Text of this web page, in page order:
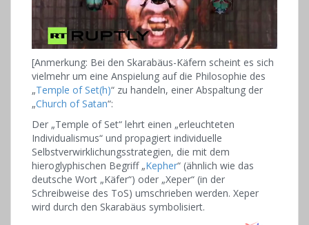
[Anmerkung: Bei den Skarabäus-Käfern scheint es sich
vielmehr um eine Anspielung auf die Philosophie des
„Temple of Set(h)“ zu handeln, einer Abspaltung der
„Church of Satan“:
Der „Temple of Set“ lehrt einen „erleuchteten
Individualismus“ und propagiert individuelle
Selbstverwirklichungsstrategien, die mit dem
hieroglyphischen Begriff „Kepher“ (ähnlich wie das
deutsche Wort „Käfer“) oder „Xeper“ (in der
Schreibweise des ToS) umschrieben werden. Xeper
wird durch den Skarabäus symbolisiert.